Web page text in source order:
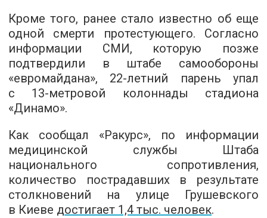
Кроме того, ранее стало известно об еще
одной смерти протестующего. Согласно
информации СМИ, которую позже
подтвердили в штабе самообороны
«евромайдана», 22-летний парень упал
с 13-метровой колоннады стадиона
«Динамо».
Как сообщал «Ракурс», по информации
медицинской службы Штаба
национального сопротивления,
количество пострадавших в результате
столкновений на улице Грушевского
в Киеве достигает 1,4 тыс. человек.